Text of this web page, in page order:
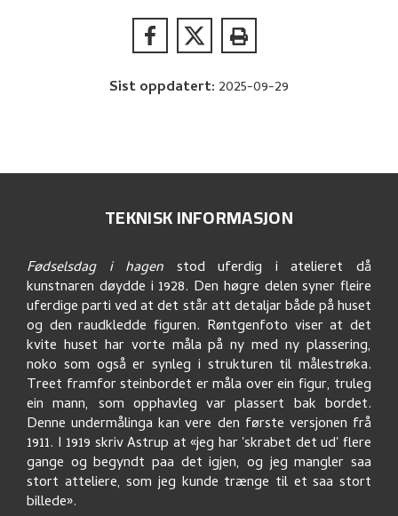
Sist oppdatert: 2025-09-29
TEKNISK INFORMASJON
Fødselsdag i hagen stod uferdig i atelieret då
kunstnaren døydde i 1928. Den høgre delen syner fleire
uferdige parti ved at det står att detaljar både på huset
og den raudkledde figuren. Røntgenfoto viser at det
kvite huset har vorte måla på ny med ny plassering,
noko som også er synleg i strukturen til målestrøka.
Treet framfor steinbordet er måla over ein figur, truleg
ein mann, som opphavleg var plassert bak bordet.
Denne undermålinga kan vere den første versjonen frå
1911. I 1919 skriv Astrup at «jeg har 'skrabet det ud' flere
gange og begyndt paa det igjen, og jeg mangler saa
stort atteliere, som jeg kunde trænge til et saa stort
billede».